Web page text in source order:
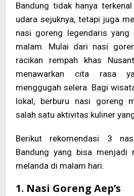
Bandung tidak hanya
udara sejuknya, tetapi juga
nasi goreng legendaris yang
malam. Mulai dari nasi
racikan rempah khas
menawarkan cita rasa
menggugah selera. Bagi
lokal, berburu nasi goreng
salah satu aktivitas kuliner
Berikut rekomendasi 3
Bandung yang bisa menjadi
melanda di malam hari.
1. Nasi Goreng Aep’s